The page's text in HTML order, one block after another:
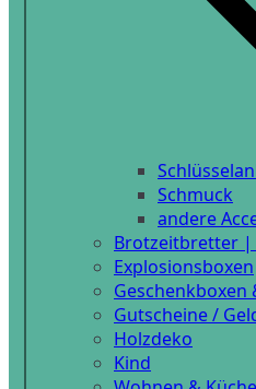
Schmuck
andere
Brotzeitbretter |
Explosionsboxen
Geschenkboxen
Gutscheine /
Holzdeko
Kind